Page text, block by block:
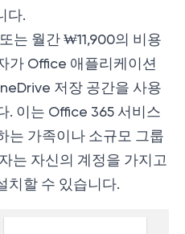
다.
는 월간 ₩11,900의 비용
가 Office 애플리케이션
저장 공간을 사용
. 이는 Office 365 서비스
는 가족이나 소규모 그룹
는 자신의 계정을 가지고
치할 수 있습니다.